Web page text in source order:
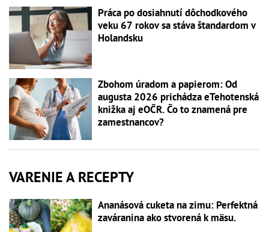
Práca po dosiahnutí dôchodkového
veku 67 rokov sa stáva štandardom v
Holandsku
Zbohom úradom a papierom: Od
augusta 2026 prichádza eTehotenská
knižka aj eOČR. Čo to znamená pre
zamestnancov?
VARENIE A RECEPTY
Ananásová cuketa na zimu: Perfektná
zaváranina ako stvorená k mäsu.